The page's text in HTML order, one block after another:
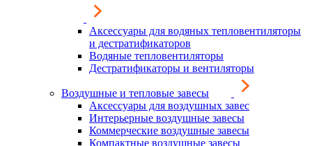
Аксессуары для водяных тепловентиляторы
и дестратификаторов
Водяные тепловентиляторы
Дестратификаторы и вентиляторы
Воздушные и тепловые завесы
Аксессуары для воздушных завес
Интерьерные воздушные завесы
Коммерческие воздушные завесы
Компактные воздушные завесы